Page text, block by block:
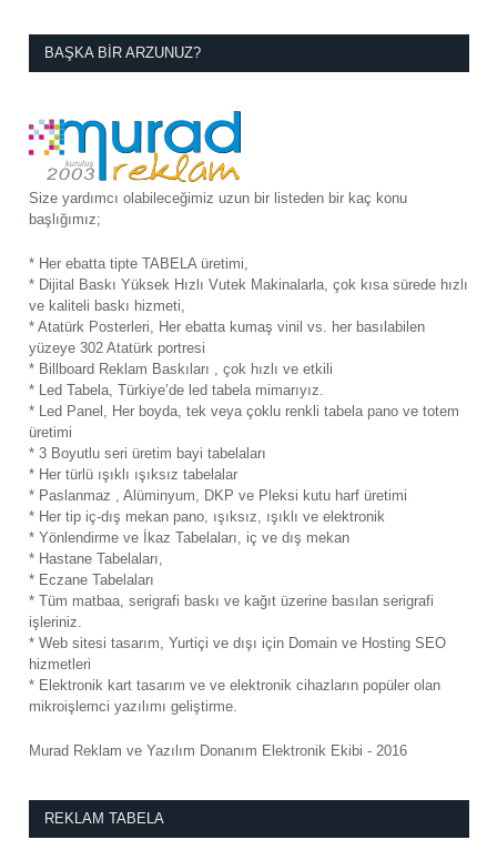
BAŞKA BIR ARZUNUZ?
Size yardımcı olabileceğimiz uzun bir listeden bir kaç konu
başlığımız;
* Her ebatta tipte TABELA üretimi,
* Dijital Baskı Yüksek Hızlı Vutek Makinalarla, çok kısa sürede hızlı
ve kaliteli baskı hizmeti,
* Atatürk Posterleri, Her ebatta kumaş vinil vs. her basılabilen
yüzeye 302 Atatürk portresi
* Billboard Reklam Baskıları , çok hızlı ve etkili
* Led Tabela, Türkiye’de led tabela mimarıyız.
* Led Panel, Her boyda, tek veya çoklu renkli tabela pano ve totem
üretimi
* 3 Boyutlu seri üretim bayi tabelaları
* Her türlü ışıklı ışıksız tabelalar
* Paslanmaz , Alüminyum, DKP ve Pleksi kutu harf üretimi
* Her tip iç-dış mekan pano, ışıksız, ışıklı ve elektronik
* Yönlendirme ve İkaz Tabelaları, iç ve dış mekan
* Hastane Tabelaları,
* Eczane Tabelaları
* Tüm matbaa, serigrafi baskı ve kağıt üzerine basılan serigrafi
işleriniz.
* Web sitesi tasarım, Yurtiçi ve dışı için Domain ve Hosting SEO
hizmetleri
* Elektronik kart tasarım ve ve elektronik cihazların popüler olan
mikroişlemci yazılımı geliştirme.
Murad Reklam ve Yazılım Donanım Elektronik Ekibi - 2016
REKLAM TABELA